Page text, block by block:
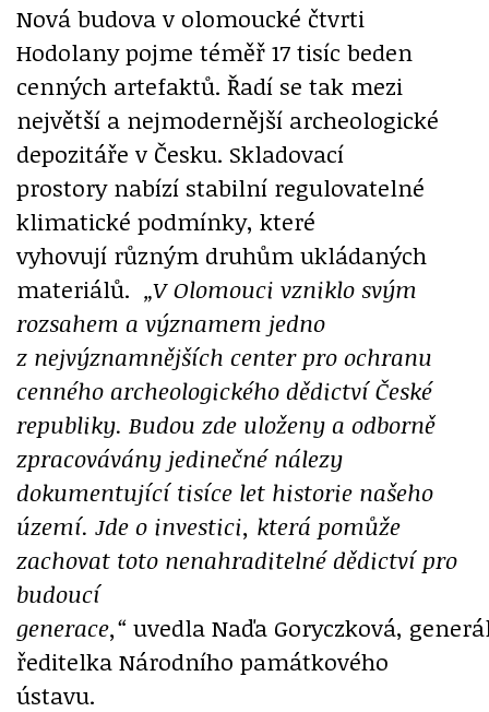
Nová budova v olomoucké čtvrti
Hodolany pojme téměř 17 tisíc beden
cenných artefaktů. Řadí se tak mezi
největší a nejmodernější archeologické
depozitáře v Česku. Skladovací
prostory nabízí stabilní regulovatelné
klimatické podmínky, které
vyhovují různým druhům ukládaných
materiálů. „V Olomouci vzniklo svým
rozsahem a významem jedno
z nejvýznamnějších center pro ochranu
cenného archeologického dědictví České
republiky. Budou zde uloženy a odborně
zpracovávány jedinečné nálezy
dokumentující tisíce let historie našeho
území. Jde o investici, která pomůže
zachovat toto nenahraditelné dědictví pro
budoucí
generace,“ uvedla Naďa Goryczková,
ředitelka Národního památkového
ústavu.